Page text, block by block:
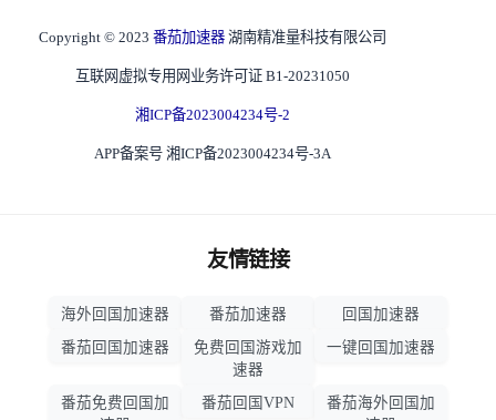
Copyright © 2023 番茄加速器 湖南精准量科技有限公司
互联网虚拟专用网业务许可证 B1-20231050
湘ICP备2023004234号-2
APP备案号 湘ICP备2023004234号-3A
友情链接
海外回国加速器 番茄加速器
回国加速器
番茄回国加速器
免费回国游戏加
速器
一键回国加速器
番茄免费回国加
番茄回国VPN
番茄海外回国加